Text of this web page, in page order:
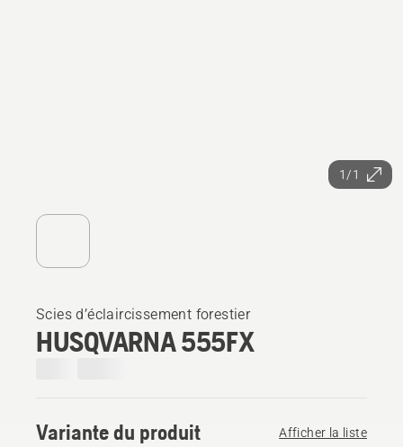
1/1
Scies d’éclaircissement forestier
HUSQVARNA 555FX
Variante du produit
Afficher la liste